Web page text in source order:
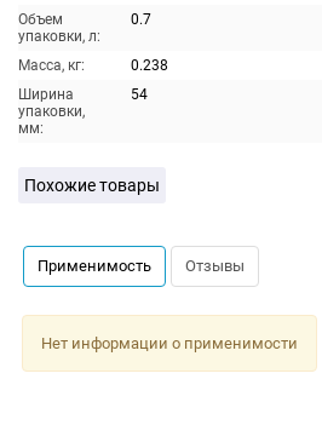
Объем
упаковки, л:
0.7
Масса, кг:
0.238
Ширина
упаковки,
мм:
54
Похожие товары
Применимость Отзывы
Нет информации о применимости